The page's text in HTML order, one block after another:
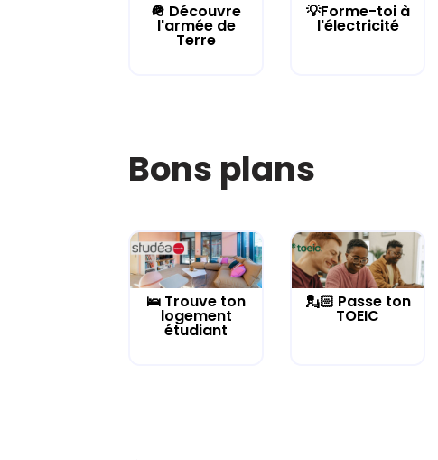
🪖 Découvre
l'armée de
Terre
💡Forme-toi à
l'électricité
Bons plans
🛌 Trouve ton
logement
étudiant
💂🏻 Passe ton
TOEIC